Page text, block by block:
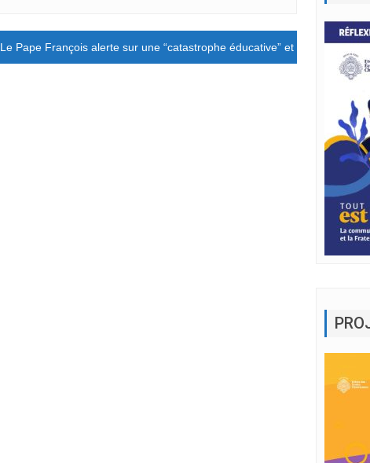
Le Pape François alerte sur une “catastrophe éducative” et plaide pour le